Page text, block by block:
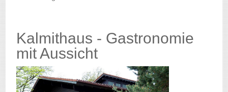
Kalmithaus - Gastronomie
mit Aussicht